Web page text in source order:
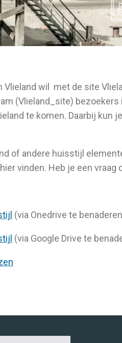
wil met de site
(Vlieland_site)
te komen. Daarbij kun
of andere huisstijl
vinden. Heb je een vraag
(via Onedrive te
(via Google Drive te